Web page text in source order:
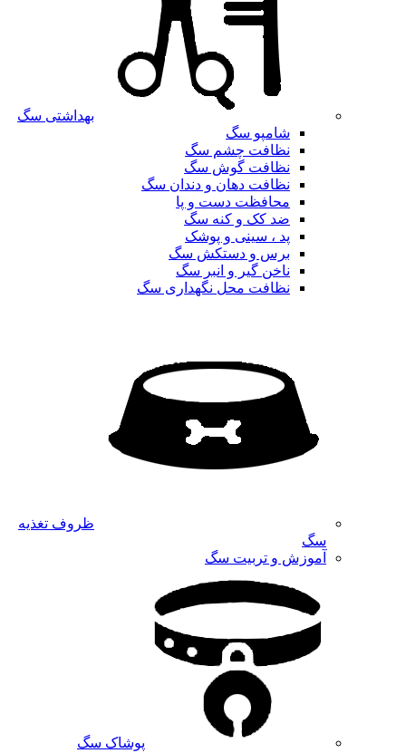
بهداشتی سگ
شامپو سگ
نظافت چشم سگ
نظافت گوش سگ
نظافت دهان و دندان سگ
محافظت دست و پا
ضد کک و کنه سگ
پد ، سینی و پوشک
برس و دستکش سگ
ناخن گیر و انبر سگ
نظافت محل نگهداری سگ
ظروف تغذیه
سگ
آموزش و تربیت سگ
پوشاک سگ